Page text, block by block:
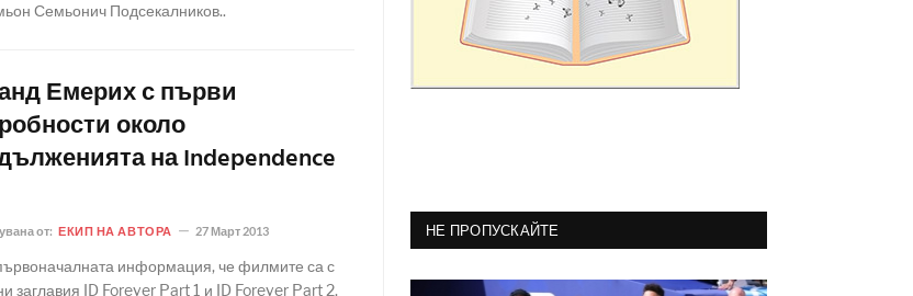
Семьонич Подсекалников..
Емерих с първи
около
на Independence
от: ЕКИП НА АВТОРА 27 Март 2013
информация, че филмите са с
заглавия ID Forever Part 1 и ID Forever Part 2,
НЕ ПРОПУСКАЙТЕ